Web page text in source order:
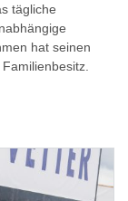
tägliche
hat seinen